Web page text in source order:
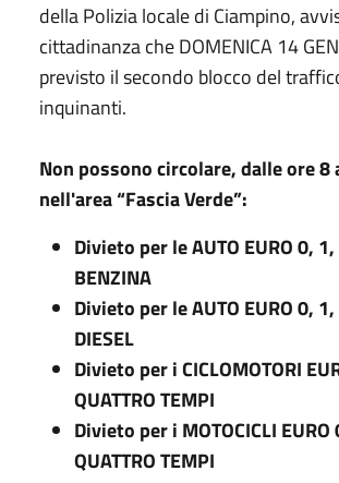
della Polizia locale di Ciampino,
cittadinanza che DOMENICA 14
previsto il secondo blocco del
inquinanti.
Non possono circolare, dalle ore 8
nell'area “Fascia Verde”:
Divieto per le AUTO EURO 0, 1,
BENZINA
Divieto per le AUTO EURO 0,
DIESEL
Divieto per i CICLOMOTORI
QUATTRO TEMPI
Divieto per i MOTOCICLI EURO
QUATTRO TEMPI